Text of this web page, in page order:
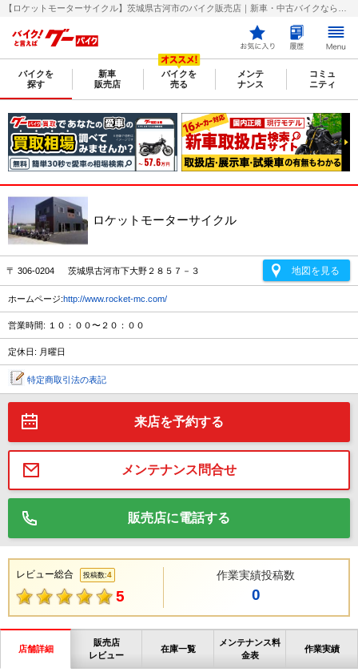
バイクを
探す
新車
販売店
バイクを
売る
メンテ
ナンス
コミュ
ニティ
ロケットモーターサイクル
〒 306-0204 茨城県古河市下大野２８５７－３ 地図を見る
ホームページ:http://www.rocket-mc.com/
営業時間: １０：００〜２０：００
定休日: 月曜日
特定商取引法の表記
来店を予約する
メンテナンス問合せ
販売店に電話する
レビュー総合 投稿数:4
5
作業実績投稿数
0
店舗詳細
販売店
レビュー
在庫一覧
メンテナンス料
金表
作業実績